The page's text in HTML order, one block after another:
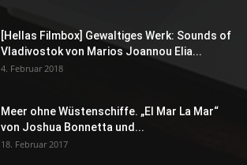
[Hellas Filmbox] Gewaltiges Werk: Sounds of
Vladivostok von Marios Joannou Elia...
4. Februar 2018
Meer ohne Wüstenschiffe. „El Mar La Mar“
von Joshua Bonnetta und...
18. Februar 2017